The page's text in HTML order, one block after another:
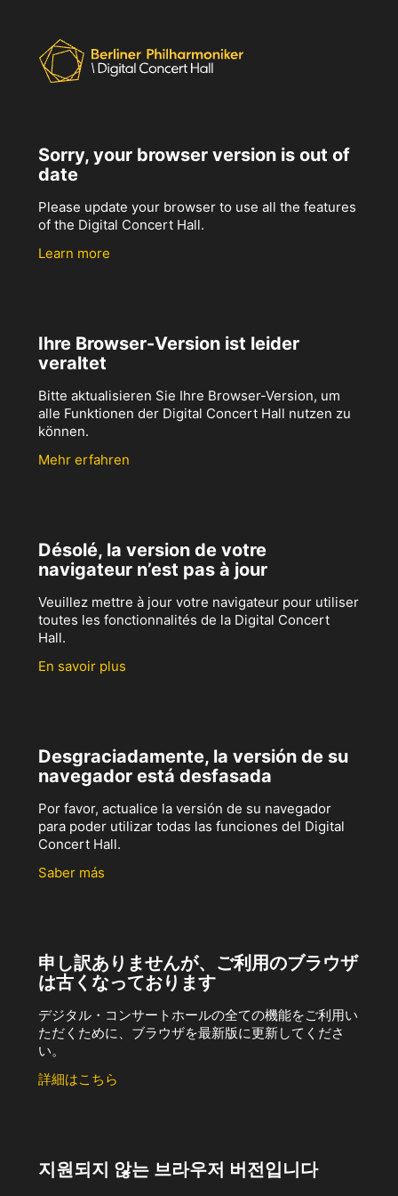
Sorry, your browser version is out of
date
Please update your browser to use all the features
of the Digital Concert Hall.
Learn more
Ihre Browser-Version ist leider
veraltet
Bitte aktualisieren Sie Ihre Browser-Version, um
alle Funktionen der Digital Concert Hall nutzen zu
können.
Mehr erfahren
Désolé, la version de votre
navigateur n’est pas à jour
Veuillez mettre à jour votre navigateur pour utiliser
toutes les fonctionnalités de la Digital Concert
Hall.
En savoir plus
Desgraciadamente, la versión de su
navegador está desfasada
Por favor, actualice la versión de su navegador
para poder utilizar todas las funciones del Digital
Concert Hall.
Saber más
申し訳ありませんが、ご利用のブラウザ
は古くなっております
デジタル・コンサートホールの全ての機能をご利用い
ただくために、ブラウザを最新版に更新してくださ
い。
詳細はこちら
지원되지 않는 브라우저 버전입니다